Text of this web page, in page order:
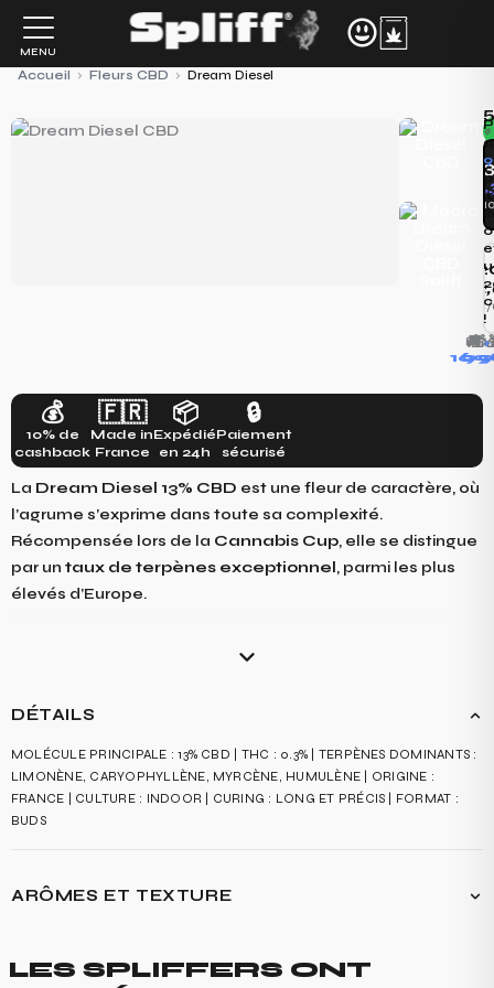
contenu
MENU
Accueil › Fleurs CBD › Dream Diesel
5
«
!
🚚+
🎁
💰
10% de
cashback
🇫🇷
Made in
France
📦
Expédié
en 24h
🔒
Paiement
sécurisé
La Dream Diesel 13% CBD est une fleur de caractère, où
l’agrume s’exprime dans toute sa complexité.
Récompensée lors de la Cannabis Cup, elle se distingue
par un taux de terpènes exceptionnel, parmi les plus
élevés d’Europe.
profils puissants et sophistiqués.
DÉTAILS
MOLÉCULE PRINCIPALE : 13% CBD | THC : 0.3% | TERPÈNES DOMINANTS :
LIMONÈNE, CARYOPHYLLÈNE, MYRCÈNE, HUMULÈNE | ORIGINE :
FRANCE | CULTURE : INDOOR | CURING : LONG ET PRÉCIS | FORMAT :
BUDS
ARÔMES ET TEXTURE
LA BOUCHE DÉVOILE ENSUITE UNE AMERTUME ÉLÉGANTE, ÉQUILIBRÉE
LES SPLIFFERS ONT